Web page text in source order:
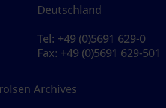
Deutschland
Tel: +49 (0)5691 629-0
Fax: +49 (0)5691 629-501
Archives